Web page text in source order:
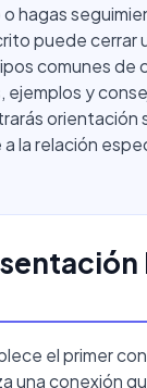
hagas
puede cerrar
comunes de
ejemplos y
orientación
la relación
el primer
una conexión